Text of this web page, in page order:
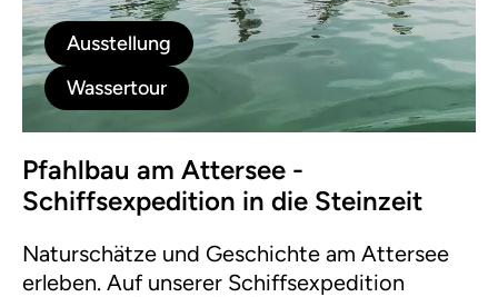
Ausstellung
Wassertour
Pfahlbau am Attersee -
Schiffsexpedition in die Steinzeit
Naturschätze und Geschichte am Attersee
erleben. Auf unserer Schiffsexpedition